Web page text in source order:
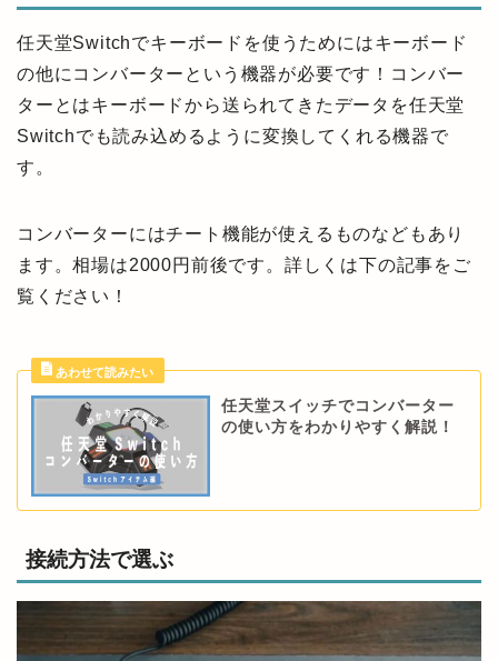
任天堂Switchでキーボードを使うためにはキーボード
の他にコンバーターという機器が必要です！コンバー
ターとはキーボードから送られてきたデータを任天堂
Switchでも読み込めるように変換してくれる機器で
す。
コンバーターにはチート機能が使えるものなどもあり
ます。相場は2000円前後です。詳しくは下の記事をご
覧ください！
任天堂スイッチでコンバーター
の使い方をわかりやすく解説！
接続方法で選ぶ